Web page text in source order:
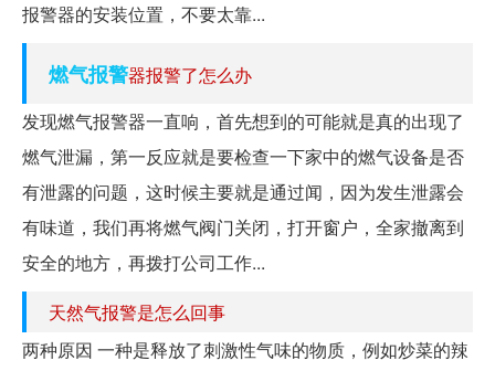
报警器的安装位置，不要太靠...
燃气报警器报警了怎么办
发现燃气报警器一直响，首先想到的可能就是真的出现了
燃气泄漏，第一反应就是要检查一下家中的燃气设备是否
有泄露的问题，这时候主要就是通过闻，因为发生泄露会
有味道，我们再将燃气阀门关闭，打开窗户，全家撤离到
安全的地方，再拨打公司工作...
天然气报警是怎么回事
两种原因 一种是释放了刺激性气味的物质，例如炒菜的辣